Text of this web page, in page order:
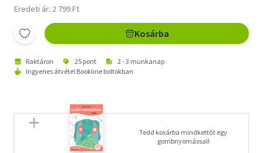
Eredeti ár: 2 799 Ft
Kosárba
Raktáron 25 pont
2 - 3 munkanap
Ingyenes átvétel Bookline boltokban
Tedd kosárba mindkettőt egy
gombnyomással!